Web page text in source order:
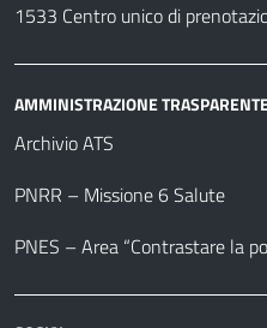
1533 Centro unico di
AMMINISTRAZIONE
Archivio ATS
PNRR – Missione 6 Salute
PNES – Area “Contrastare la